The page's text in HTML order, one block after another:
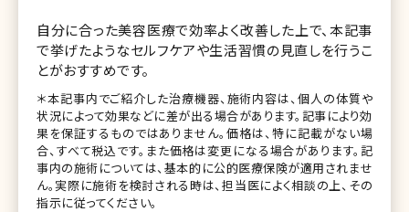
自分に合った美容医療で効率よく改善した上で、本記事
で挙げたようなセルフケアや生活習慣の見直しを行うこ
とがおすすめです。
＊本記事内でご紹介した治療機器、施術内容は、個人の体質や
状況によって効果などに差が出る場合があります。記事により効
果を保証するものではありません。価格は、特に記載がない場
合、すべて税込です。また価格は変更になる場合があります。記
事内の施術については、基本的に公的医療保険が適用されませ
ん。実際に施術を検討される時は、担当医によく相談の上、その
指示に従ってください。